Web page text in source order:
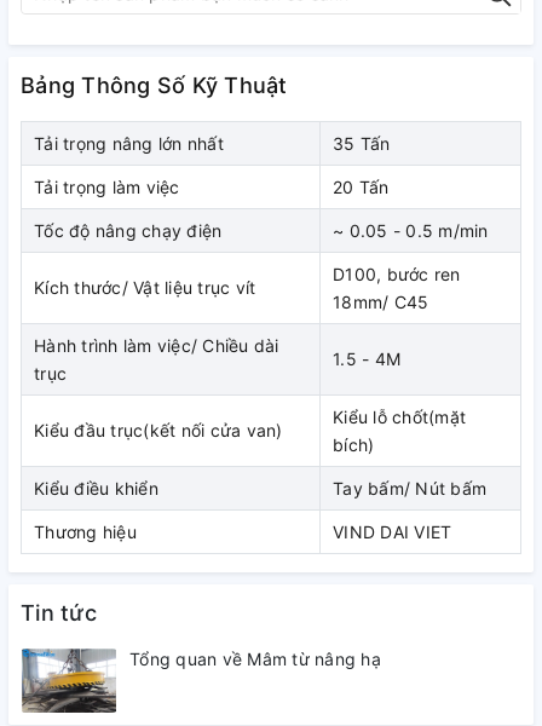
Máy nâng trục vít
Đôi nét về hãng sản xuất máy nâng trục vít ETALON
1.
thương hiệu
ETALON - Trung Quốc
Bảng Thông Số Kỹ Thuật
Tải trọng nâng lớn nhất 35 Tấn
Tải trọng làm việc 20 Tấn
Tốc độ nâng chạy điện ~ 0.05 - 0.5 m/min
Kích thước/ Vật liệu trục vít
D100, bước ren
18mm/ C45
Hành trình làm việc/ Chiều dài
trục
1.5 - 4M
Kiểu đầu trục(kết nối cửa van)
Kiểu lỗ chốt(mặt
bích)
Kiểu điều khiển Tay bấm/ Nút bấm
Thương hiệu VIND DAI VIET
Tin tức
Tổng quan về Mâm từ nâng hạ